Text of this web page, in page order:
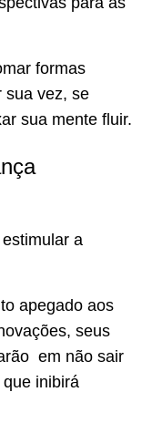
formas
sua vez, se
sua mente fluir.
a
apegado aos
seus
em não sair
inibirá